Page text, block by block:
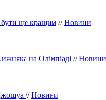
бути ще кращим //Новини
на Олімпіаді //Новини
//Новини